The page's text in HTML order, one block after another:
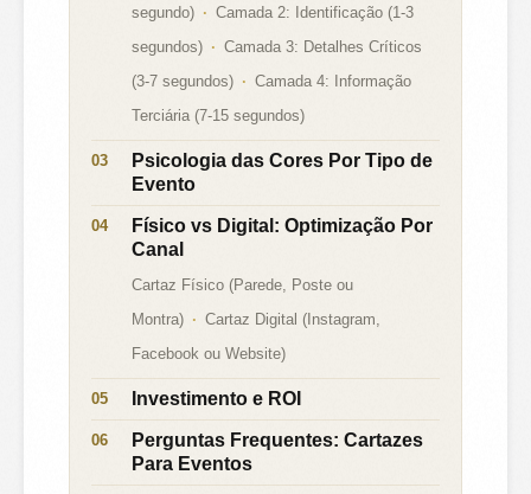
segundo)
Camada 2: Identificação (1-3
segundos)
Camada 3: Detalhes Críticos
(3-7 segundos)
Camada 4: Informação
Terciária (7-15 segundos)
Psicologia das Cores Por Tipo de
Evento
Físico vs Digital: Optimização Por
Canal
Cartaz Físico (Parede, Poste ou
Montra)
Cartaz Digital (Instagram,
Facebook ou Website)
Investimento e ROI
Perguntas Frequentes: Cartazes
Para Eventos